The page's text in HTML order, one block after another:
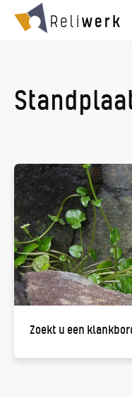
Zoekt u een